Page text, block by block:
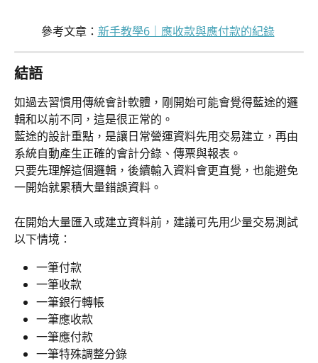
參考文章： 新手教學6｜應收款與應付款的紀錄
結語
如過去習慣用傳統會計軟體，剛開始可能會覺得藍途的邏
輯和以前不同，這是很正常的。
藍途的設計重點，是讓日常營運資料先用交易建立，再由
系統自動產生正確的會計分錄、傳票與報表。
只要先理解這個邏輯，後續輸入資料會更直覺，也能避免
一開始就累積大量錯誤資料。
在開始大量匯入或建立資料前，建議可先用少量交易測試
以下情境：
一筆付款
一筆收款
一筆銀行轉帳
一筆應收款
一筆應付款
一筆特殊調整分錄